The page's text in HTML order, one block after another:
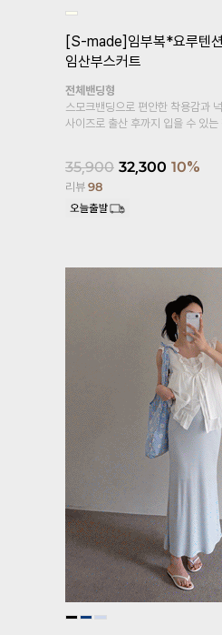
[기획특가1+1/여름필수템/
파✨]임부복*푸딩스판 5부
깅스
복대형
부드러우면서 가볍게 입어보아요~
17,600 15,800 10%
리뷰 2,447